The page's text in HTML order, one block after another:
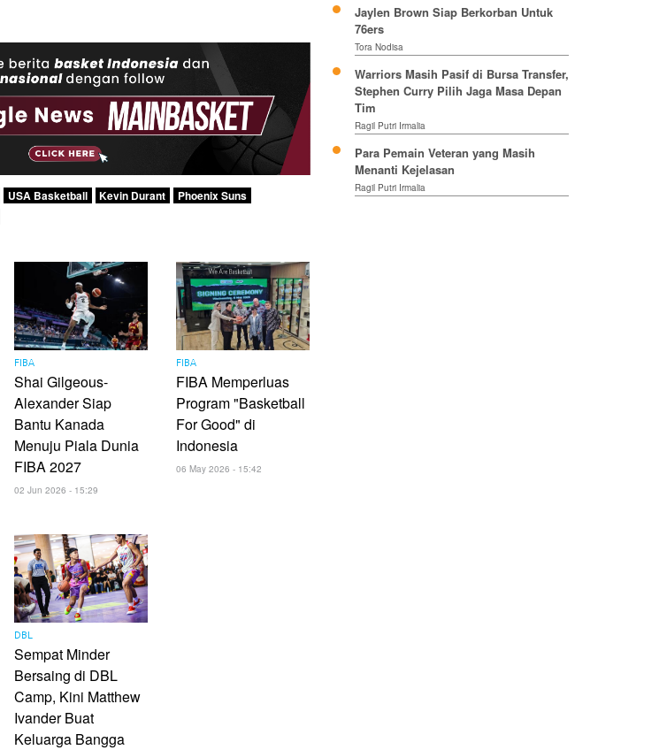
USA Basketball Kevin Durant
Phoenix Suns
FIBA
Shai Gilgeous-
Alexander Siap
Bantu Kanada
Menuju Piala Dunia
FIBA 2027
02 Jun 2026 - 15:29
FIBA
FIBA Memperluas
Program "Basketball
For Good" di
Indonesia
06 May 2026 - 15:42
DBL
Sempat Minder
Bersaing di DBL
Camp, Kini Matthew
Ivander Buat
Keluarga Bangga
Jaylen Brown Siap Berkorban Untuk
76ers
Tora Nodisa
Warriors Masih Pasif di Bursa Transfer,
Stephen Curry Pilih Jaga Masa Depan
Tim
Ragil Putri Irmalia
Para Pemain Veteran yang Masih
Menanti Kejelasan
Ragil Putri Irmalia